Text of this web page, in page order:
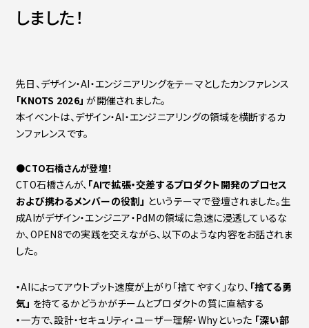
社員インタビュー
福利厚生
しました！
先日、デザイン・AI・エンジニアリングをテーマとしたカンファレンス
「KNOTS 2026」 が開催されました。
本イベントは、デザイン・AI・エンジニアリングの領域を横断するカ
ンファレンスです。
●CTO石橋さんが登壇！
CTO石橋さんが、 「AIで拡張・交差するプロダクト開発のプロセス
および携わるメンバーの役割」 というテーマで登壇されました。生
成AIがデザイン・エンジニア・PdMの領域に急速に浸透しているな
か、OPEN8での実践を交えながら、以下のような内容をお話されま
した。
・AIによってアウトプット速度が上がり「捨てやすく」なり、 「捨てる勇
気」 を持てるかどうかがチームとプロダクトの質に直結する
・一方で、設計・セキュリティ・ユーザー理解・Whyといった 「深い部